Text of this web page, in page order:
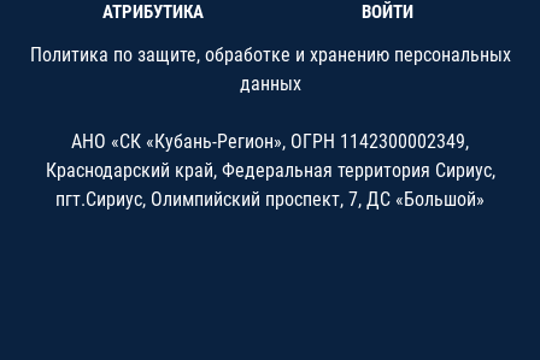
АТРИБУТИКА ВОЙТИ
Политика по защите, обработке и хранению персональных
данных
АНО «СК «Кубань-Регион», ОГРН 1142300002349,
Краснодарский край, Федеральная территория Сириус,
пгт.Сириус, Олимпийский проспект, 7, ДС «Большой»